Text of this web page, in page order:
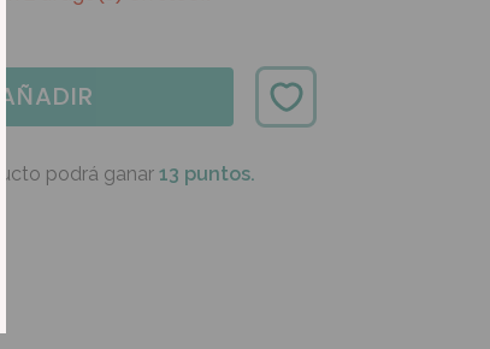
AÑADIR
podrá ganar 13 puntos.